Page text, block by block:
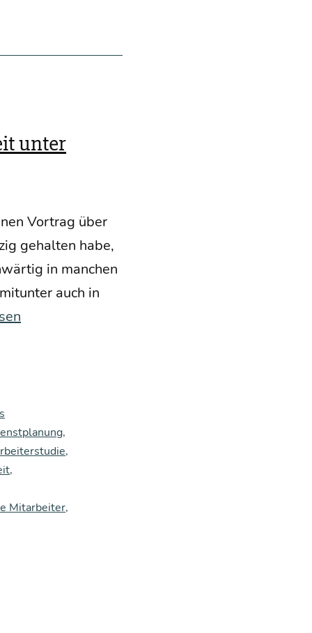
unter
Vor­trag über
gehal­ten habe,
in man­chen
auch in
,
,
,
Mitarbeiter,